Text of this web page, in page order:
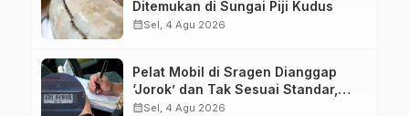
Ditemukan di Sungai Piji Kudus
calendar_monthSel, 4 Agu 2026
Pelat Mobil di Sragen Dianggap
‘Jorok’ dan Tak Sesuai Standar,
Pengemudi Kena Tilang
calendar_monthSel, 4 Agu 2026